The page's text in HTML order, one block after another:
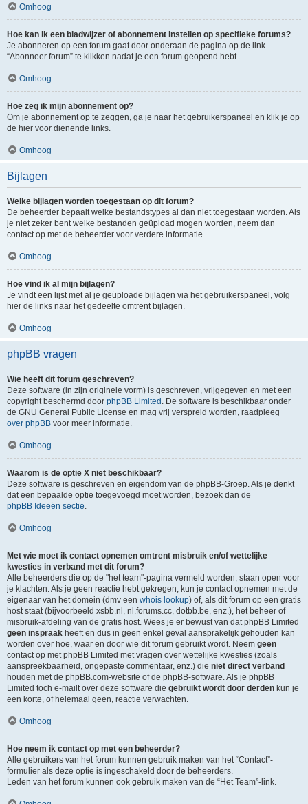
Omhoog
Hoe kan ik een bladwijzer of abonnement instellen op specifieke forums?
Je abonneren op een forum gaat door onderaan de pagina op de link
“Abonneer forum” te klikken nadat je een forum geopend hebt.
Omhoog
Hoe zeg ik mijn abonnement op?
Om je abonnement op te zeggen, ga je naar het gebruikerspaneel en klik je op
de hier voor dienende links.
Omhoog
Bijlagen
Welke bijlagen worden toegestaan op dit forum?
De beheerder bepaalt welke bestandstypes al dan niet toegestaan worden. Als
je niet zeker bent welke bestanden geüpload mogen worden, neem dan
contact op met de beheerder voor verdere informatie.
Omhoog
Hoe vind ik al mijn bijlagen?
Je vindt een lijst met al je geüploade bijlagen via het gebruikerspaneel, volg
hier de links naar het gedeelte omtrent bijlagen.
Omhoog
phpBB vragen
Wie heeft dit forum geschreven?
Deze software (in zijn originele vorm) is geschreven, vrijgegeven en met een
copyright beschermd door phpBB Limited . De software is beschikbaar onder
de GNU General Public License en mag vrij verspreid worden, raadpleeg
over phpBB voor meer informatie.
Omhoog
Waarom is de optie X niet beschikbaar?
Deze software is geschreven en eigendom van de phpBB-Groep. Als je denkt
dat een bepaalde optie toegevoegd moet worden, bezoek dan de
phpBB Ideeën sectie.
Omhoog
Met wie moet ik contact opnemen omtrent misbruik en/of wettelijke
kwesties in verband met dit forum?
Alle beheerders die op de "het team"-pagina vermeld worden, staan open voor
je klachten. Als je geen reactie hebt gekregen, kun je contact opnemen met de
eigenaar van het domein (dmv een whois lookup) of, als dit forum op een gratis
host staat (bijvoorbeeld xsbb.nl, nl.forums.cc, dotbb.be, enz.), het beheer of
misbruik-afdeling van de gratis host. Wees je er bewust van dat phpBB Limited
geen inspraak heeft en dus in geen enkel geval aansprakelijk gehouden kan
worden over hoe, waar en door wie dit forum gebruikt wordt. Neem geen
contact op met phpBB Limited met vragen over wettelijke kwesties (zoals
aanspreekbaarheid, ongepaste commentaar, enz.) die niet direct verband
houden met de phpBB.com-website of de phpBB-software. Als je phpBB
Limited toch e-mailt over deze software die gebruikt wordt door derden kun je
een korte, of helemaal geen, reactie verwachten.
Omhoog
Hoe neem ik contact op met een beheerder?
Alle gebruikers van het forum kunnen gebruik maken van het “Contact”-
formulier als deze optie is ingeschakeld door de beheerders.
Leden van het forum kunnen ook gebruik maken van de “Het Team”-link.